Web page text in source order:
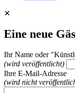
✕
Eine neue
Ihr Name oder
(wird veröffentlicht)
Ihre E-Mail-Adresse
(wird nicht